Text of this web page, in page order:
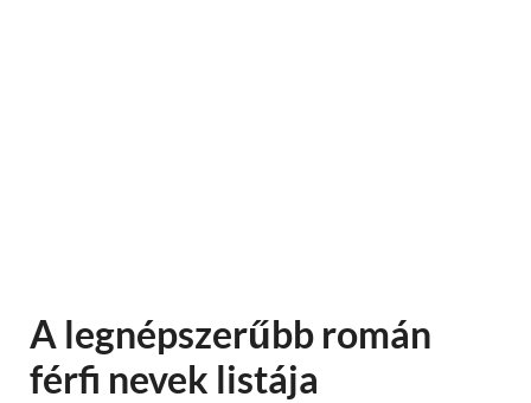
A legnépszerűbb román
férfi nevek listája